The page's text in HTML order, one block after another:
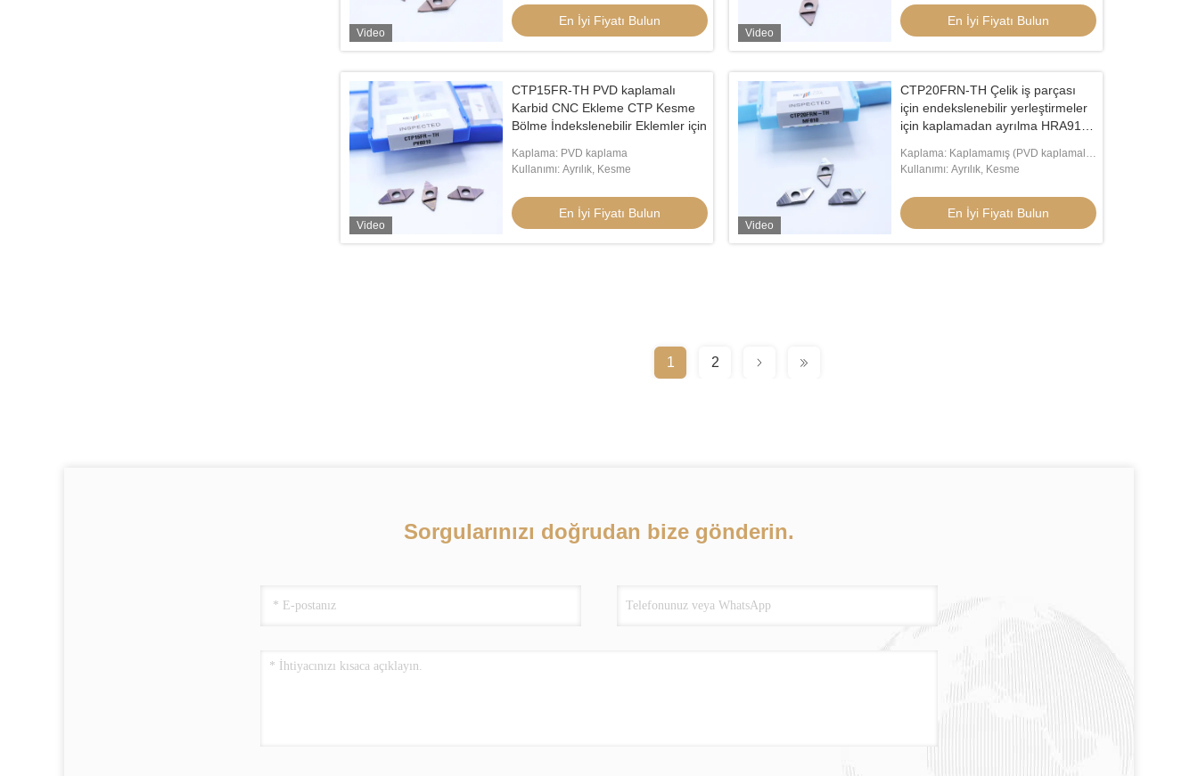
Video
En İyi Fiyatı Bulun
Video
En İyi Fiyatı Bulun
Video
CTP15FR-TH PVD kaplamalı
Karbid CNC Ekleme CTP Kesme
Bölme İndekslenebilir Eklemler için
Kaplama: PVD kaplama
Kullanımı: Ayrılık, Kesme
En İyi Fiyatı Bulun
Video
CTP20FRN-TH Çelik iş parçası
için endekslenebilir yerleştirmeler
için kaplamadan ayrılma HRA91.8
Yerleştirme
Kaplama: Kaplamamış (PVD kaplamalı
mevcut)
Kullanımı: Ayrılık, Kesme
En İyi Fiyatı Bulun
1 2
Sorgularınızı doğrudan bize gönderin.